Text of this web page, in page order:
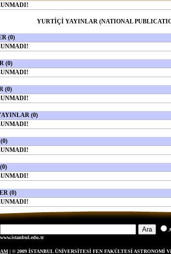
YURTİÇİ YAYINLAR (NATIONAL
(0)
(0)
(0)
(0)
(0)
www.istanbul.edu.tr
| © 2009 İSTANBUL ÜNİVERSİTESİ FEN FAKÜLTESİ ASTRONOMİ